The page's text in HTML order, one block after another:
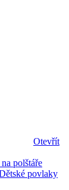
Otevřít
polštáře
povlaky